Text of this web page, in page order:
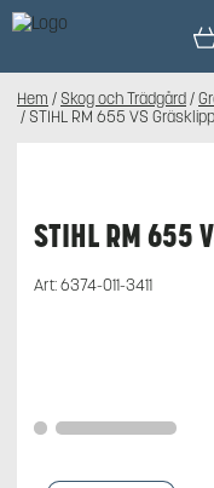
Hem / Skog och Trädgård/
/ STIHL RM 655 VS
STIHL RM 655
Art:6374-011-3411